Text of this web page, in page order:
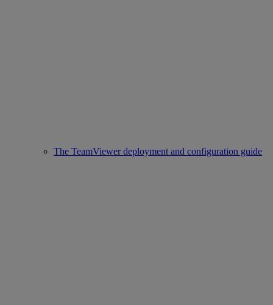
The TeamViewer deployment and configuration guide